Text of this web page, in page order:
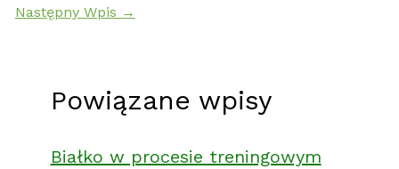
Następny Wpis →
Powiązane wpisy
Białko w procesie treningowym